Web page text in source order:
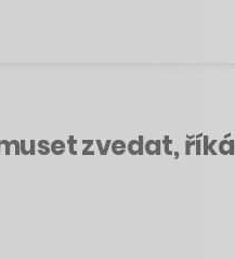
zvedat, říká